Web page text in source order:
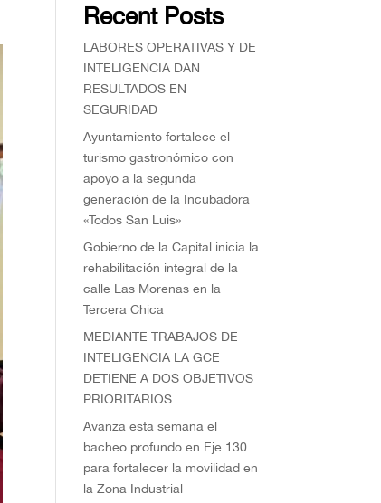
Recent Posts
⁠LABORES OPERATIVAS Y DE
INTELIGENCIA DAN
RESULTADOS EN
SEGURIDAD
Ayuntamiento fortalece el
turismo gastronómico con
apoyo a la segunda
generación de la Incubadora
«Todos San Luis»
Gobierno de la Capital inicia la
rehabilitación integral de la
calle Las Morenas en la
Tercera Chica
MEDIANTE TRABAJOS DE
INTELIGENCIA LA GCE
DETIENE A DOS OBJETIVOS
PRIORITARIOS
Avanza esta semana el
bacheo profundo en Eje 130
para fortalecer la movilidad en
la Zona Industrial